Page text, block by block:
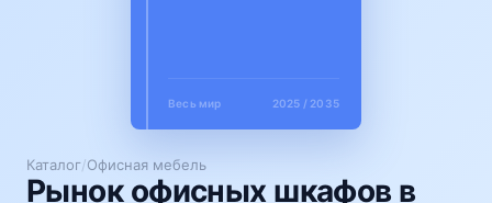
Каталог/Офисная мебель
Рынок офисных шкафов в
Весь мир 2025 / 2035